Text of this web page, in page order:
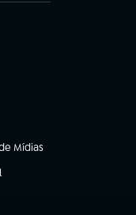
Mídias